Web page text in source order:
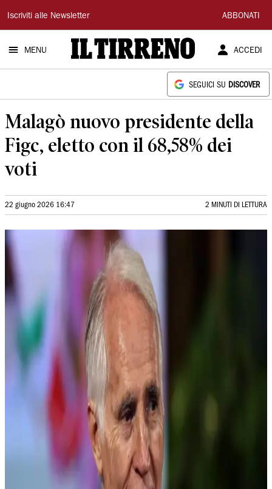
Il
Tirreno
Iscriviti alle Newsletter ABBONATI
MENU ACCEDI
SEGUICI SU DISCOVER
Malagò nuovo presidente della
Figc, eletto con il 68,58% dei
voti
22 giugno 2026 16:47 2 MINUTI DI LETTURA